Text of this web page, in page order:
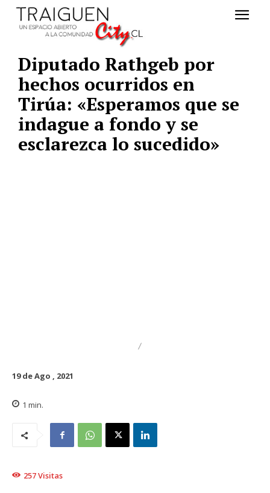
Diputado Rathgeb por
hechos ocurridos en
Tirúa: «Esperamos que se
indague a fondo y se
esclarezca lo sucedido»
19 de Ago , 2021
1 min.
257Visitas